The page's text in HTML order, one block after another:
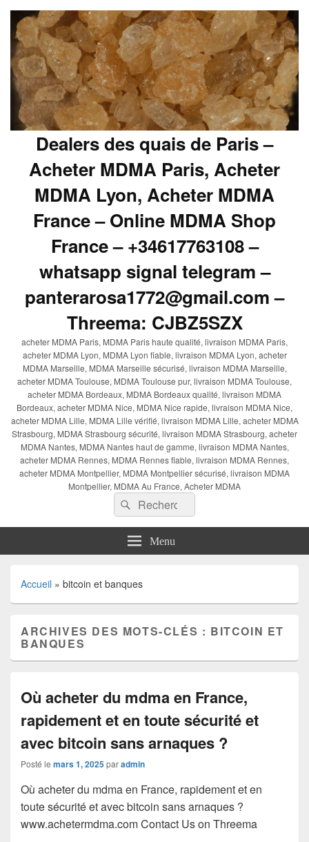
Dealers des quais de Paris –
Acheter MDMA Paris, Acheter
MDMA Lyon, Acheter MDMA
France – Online MDMA Shop
France – +34617763108 –
whatsapp signal telegram –
panterarosa1772@gmail.com –
Threema: CJBZ5SZX
acheter MDMA Paris, MDMA Paris haute qualité, livraison MDMA Paris,
acheter MDMA Lyon, MDMA Lyon fiable, livraison MDMA Lyon, acheter
MDMA Marseille, MDMA Marseille sécurisé, livraison MDMA Marseille,
acheter MDMA Toulouse, MDMA Toulouse pur, livraison MDMA Toulouse,
acheter MDMA Bordeaux, MDMA Bordeaux qualité, livraison MDMA
Bordeaux, acheter MDMA Nice, MDMA Nice rapide, livraison MDMA Nice,
acheter MDMA Lille, MDMA Lille vérifié, livraison MDMA Lille, acheter MDMA
Strasbourg, MDMA Strasbourg sécurité, livraison MDMA Strasbourg, acheter
MDMA Nantes, MDMA Nantes haut de gamme, livraison MDMA Nantes,
acheter MDMA Rennes, MDMA Rennes fiable, livraison MDMA Rennes,
acheter MDMA Montpellier, MDMA Montpellier sécurisé, livraison MDMA
Montpellier, MDMA Au France, Acheter MDMA
Recherche :
Rechercher
Menu
Accueil » bitcoin et banques
ARCHIVES DES MOTS-CLÉS : BITCOIN ET
BANQUES
Où acheter du mdma en France,
rapidement et en toute sécurité et
avec bitcoin sans arnaques ?
Posté le mars 1, 2025paradmin
Où acheter du mdma en France, rapidement et en
toute sécurité et avec bitcoin sans arnaques ?
www.achetermdma.com Contact Us on Threema